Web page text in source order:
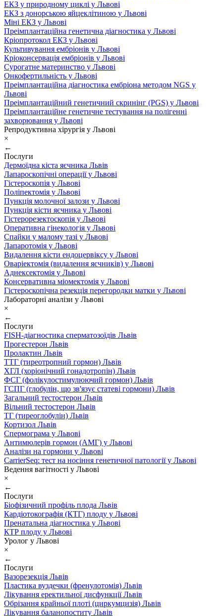
ЕКЗ у природному циклі у Львові
ЕКЗ з донорською яйцеклітиною у Львові
Міні ЕКЗ у Львові
Преімплантаційна генетична діагностика у Львові
Кріопротокол ЕКЗ у Львові
Культивування ембріонів у Львові
Кріоконсервація ембріонів у Львові
Сурогатне материнство у Львові
Онкофертильність у Львові
Преімплантаційна діагностика ембріона методом NGS у
Львові
Преімплантаційний генетичний скринінг (PGS) у Львові
Преімплантаційне генетичне тестування на полігенні
захворювання у Львові
Репродуктивна хірургія у Львові
×
←
Послуги
Дермоїдна кіста яєчника Львів
Лапароскопічні операції у Львові
Гістероскопія у Львові
Поліпектомія у Львові
Пункція молочної залози у Львові
Пункція кісти яєчника у Львові
Гістерорезектоскопія у Львові
Оперативна гінекологія у Львові
Спайки у малому тазі у Львові
Лапаротомія у Львові
Видалення кісти ендоцервіксу у Львові
Оваріектомія (видалення яєчників) у Львові
Аднексектомія у Львові
Консервативна міомектомія у Львові
Гістероскопічна резекція перегородки матки у Львові
Лабораторні аналізи у Львові
×
←
Послуги
FISH-діагностика сперматозоїдів Львів
Прогестерон Львів
Пролактин Львів
ТТГ (тиреотропний гормон) Львів
ХГЛ (хоріонічний гонадотропін) Львів
ФСГ (фолікулостимулюючий гормон) Львів
ГСПГ (глобулін, що зв'язує статеві гормони) Львів
Загальний тестостерон Львів
Вільний тестостерон Львів
ТГ (тиреоглобулін) Львів
Кортизол Львів
Спермограма у Львові
Антимюлерів гормон (АМГ) у Львові
Аналізи на гормони у Львові
CarrierSeq: тест на носіння генетичної патології у Львові
Ведення вагітності у Львові
×
←
Послуги
Біофізичний профіль плода Львів
Кардіотокографія (КТГ) плоду у Львові
Пренатальна діагностика у Львові
КТР плоду у Львові
Уролог у Львові
×
←
Послуги
Вазорезекція Львів
Пластика вуздечки (френулотомія) Львів
Лікування еректильної дисфункції Львів
Обрізання крайньої плоті (циркумцизія) Львів
Лікування баланопоститу Львів